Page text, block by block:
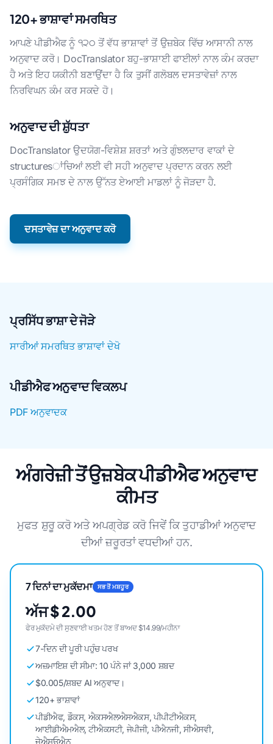
120+ ਭਾਸ਼ਾਵਾਂ ਸਮਰਥਿਤ
ਆਪਣੇ ਪੀਡੀਐਫ ਨੂੰ ੧੨੦ ਤੋਂ ਵੱਧ ਭਾਸ਼ਾਵਾਂ ਤੋਂ ਉਜ਼ਬੇਕ ਵਿੱਚ ਆਸਾਨੀ ਨਾਲ
ਅਨੁਵਾਦ ਕਰੋ। DocTranslator ਬਹੁ-ਭਾਸ਼ਾਈ ਫਾਈਲਾਂ ਨਾਲ ਕੰਮ ਕਰਦਾ
ਹੈ ਅਤੇ ਇਹ ਯਕੀਨੀ ਬਣਾਉਂਦਾ ਹੈ ਕਿ ਤੁਸੀਂ ਗਲੋਬਲ ਦਸਤਾਵੇਜ਼ਾਂ ਨਾਲ
ਨਿਰਵਿਘਨ ਕੰਮ ਕਰ ਸਕਦੇ ਹੋ।
ਅਨੁਵਾਦ ਦੀ ਸ਼ੁੱਧਤਾ
DocTranslator ਉਦਯੋਗ-ਵਿਸ਼ੇਸ਼ ਸ਼ਰਤਾਂ ਅਤੇ ਗੁੰਝਲਦਾਰ ਵਾਕਾਂ ਦੇ
structuresਾਂਚਿਆਂ ਲਈ ਵੀ ਸਹੀ ਅਨੁਵਾਦ ਪ੍ਰਦਾਨ ਕਰਨ ਲਈ
ਪ੍ਰਸੰਗਿਕ ਸਮਝ ਦੇ ਨਾਲ ਉੱਨਤ ਏਆਈ ਮਾਡਲਾਂ ਨੂੰ ਜੋੜਦਾ ਹੈ.
ਦਸਤਾਵੇਜ਼ ਦਾ ਅਨੁਵਾਦ ਕਰੋ
ਪ੍ਰਸਿੱਧ ਭਾਸ਼ਾ ਦੇ ਜੋੜੇ
ਸਾਰੀਆਂ ਸਮਰਥਿਤ ਭਾਸ਼ਾਵਾਂ ਦੇਖੋ
ਪੀਡੀਐਫ ਅਨੁਵਾਦ ਵਿਕਲਪ
PDF ਅਨੁਵਾਦਕ
ਅੰਗਰੇਜ਼ੀ ਤੋਂ ਉਜ਼ਬੇਕ ਪੀਡੀਐਫ ਅਨੁਵਾਦ
ਕੀਮਤ
ਮੁਫਤ ਸ਼ੁਰੂ ਕਰੋ ਅਤੇ ਅਪਗ੍ਰੇਡ ਕਰੋ ਜਿਵੇਂ ਕਿ ਤੁਹਾਡੀਆਂ ਅਨੁਵਾਦ
ਦੀਆਂ ਜ਼ਰੂਰਤਾਂ ਵਧਦੀਆਂ ਹਨ.
7 ਦਿਨਾਂ ਦਾ ਮੁਕੱਦਮਾ ਸਭ ਤੋਂ ਮਸ਼ਹੂਰ
ਅੱਜ $ 2.00
ਫੇਰ ਮੁਕੱਦਮੇ ਦੀ ਸੁਣਵਾਈ ਖਤਮ ਹੋਣ ਤੋਂ ਬਾਅਦ $14.99/ਮਹੀਨਾ
7-ਦਿਨ ਦੀ ਪੂਰੀ ਪਹੁੰਚ ਪਰਖ
ਅਜ਼ਮਾਇਸ਼ ਦੀ ਸੀਮਾ: 10 ਪੰਨੇ ਜਾਂ 3,000 ਸ਼ਬਦ
$0.005/ਸ਼ਬਦ AI ਅਨੁਵਾਦ।
120+ ਭਾਸ਼ਾਵਾਂ
ਪੀਡੀਐਫ, ਡੌਕਸ, ਐਕਸਐਲਐਸਐਕਸ, ਪੀਪੀਟੀਐਕਸ,
ਆਈਡੀਐਮਐਲ, ਟੀਐਕਸਟੀ, ਜੇਪੀਜੀ, ਪੀਐਨਜੀ, ਸੀਐਸਵੀ,
ਜੇਐਸਓਐਨ